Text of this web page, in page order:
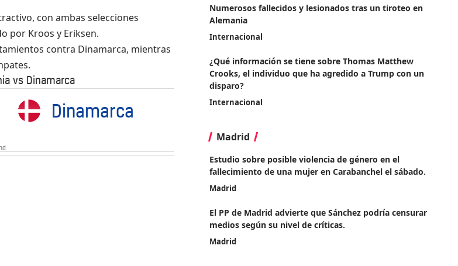
con ambas selecciones
por Kroos y Eriksen.
contra Dinamarca, mientras
Numerosos fallecidos y lesionados tras un tiroteo en
Alemania
Internacional
¿Qué información se tiene sobre Thomas Matthew
Crooks, el individuo que ha agredido a Trump con un
disparo?
Internacional
Madrid
Estudio sobre posible violencia de género en el
fallecimiento de una mujer en Carabanchel el sábado.
Madrid
El PP de Madrid advierte que Sánchez podría censurar
medios según su nivel de críticas.
Madrid